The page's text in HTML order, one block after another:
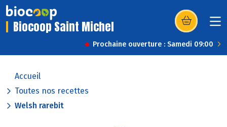
Biocoop Saint Michel (s’ouvre dans
Prochaine ouverture : Samedi 09:00
Accueil
Toutes nos recettes
Welsh rarebit